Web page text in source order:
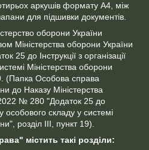
аркушів формату А4, між
для підшивки документів.
оборони України
Міністерства оборони України
25 до Інструкції з організації
Міністерства оборони
(Папка Особова справа
до Наказу Міністерства
№ 280 "Додаток 25 до
особового складу у системі
розділ III, пункт 19).
містить такі розділи: